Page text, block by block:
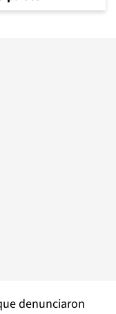
denunciaron